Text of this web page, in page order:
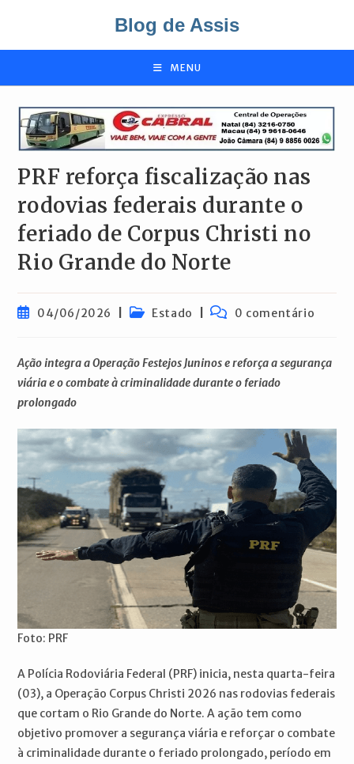
o
Blog de Assis
MENU
PRF reforça fiscalização nas
rodovias federais durante o
feriado de Corpus Christi no
Rio Grande do Norte
Post04/06/2026
Categoria
Estado
Comentários
0 comentário
Ação integra a Operação Festejos Juninos e reforça a segurança
viária e o combate à criminalidade durante o feriado
prolongado
Foto: PRF
A Polícia Rodoviária Federal (PRF) inicia, nesta quarta-feira
(03), a Operação Corpus Christi 2026 nas rodovias federais
que cortam o Rio Grande do Norte. A ação tem como
objetivo promover a segurança viária e reforçar o combate
à criminalidade durante o feriado prolongado, período em